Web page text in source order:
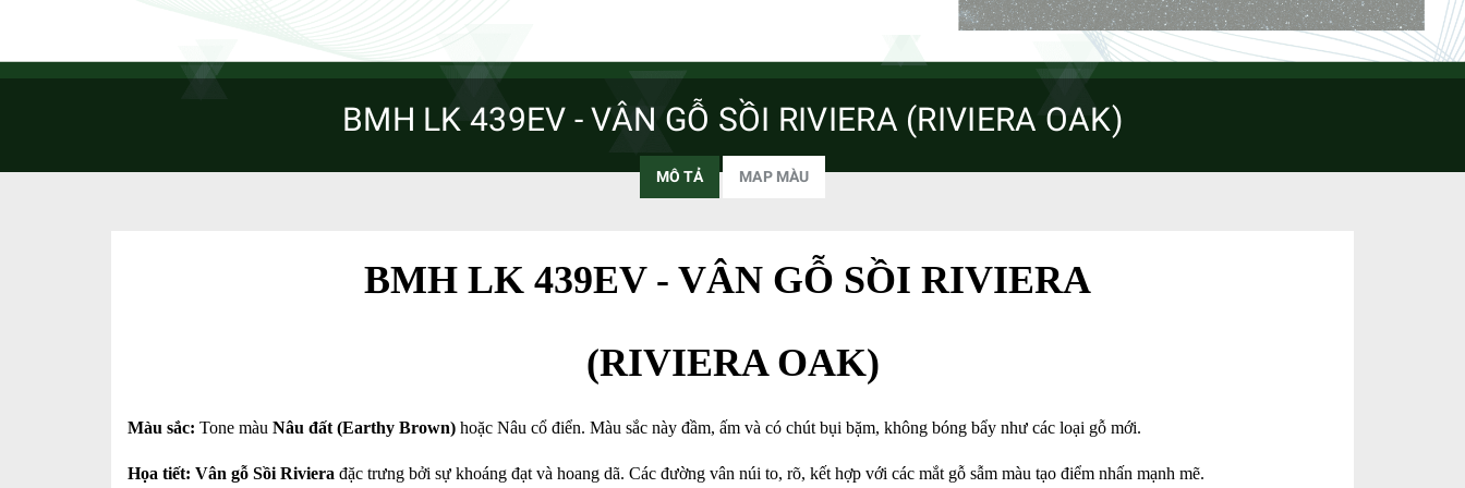
BMH LK 439EV - VÂN GỖ SỒI RIVIERA (RIVIERA OAK)
MÔ TẢ MAP MÀU
BMH LK 439EV - VÂN GỖ SỒI RIVIERA
(RIVIERA OAK)
Màu sắc: Tone màu Nâu đất (Earthy Brown) hoặc Nâu cổ điển. Màu sắc này đầm, ấm và có chút bụi bặm, không bóng bẩy như các loại gỗ mới.
Họa tiết: Vân gỗ Sồi Riviera đặc trưng bởi sự khoáng đạt và hoang dã. Các đường vân núi to, rõ, kết hợp với các mắt gỗ sẫm màu tạo điểm nhấn mạnh mẽ.